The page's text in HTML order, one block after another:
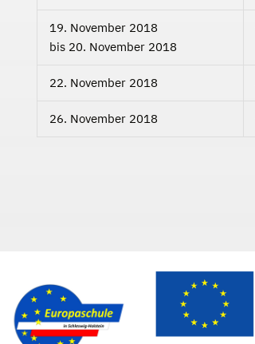
19. November 2018
bis 20. November 2018
22. November 2018
26. November 2018